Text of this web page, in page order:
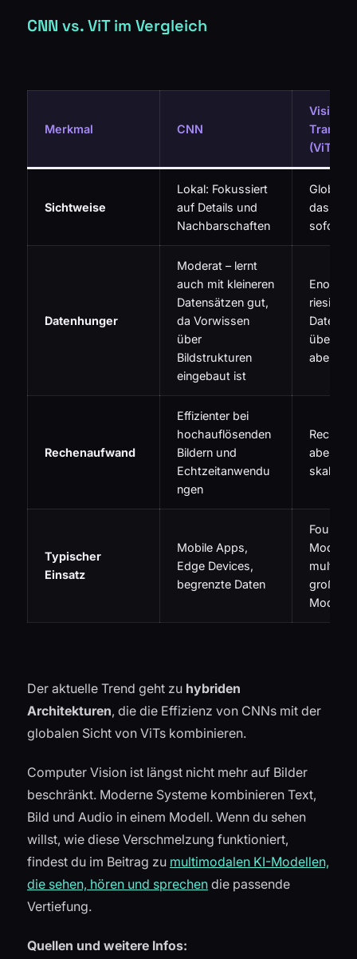
CNN vs. ViT im Vergleich
Merkmal CNN
Vision
(ViT)
Sichtweise
Lokal: Fokussiert
auf Details und
Nachbarschaften
Global:
das
sofort
Datenhunger
Moderat – lernt
auch mit kleineren
Datensätzen gut,
da Vorwissen
über
Bildstrukturen
eingebaut ist
Enorm
riesige
aber oft
Rechenaufwand
Effizienter bei
hochauflösenden
Bildern und
Echtzeitanwendu
ngen
aber
Typischer
Einsatz
Mobile Apps,
Edge Devices,
begrenzte Daten
Models,
große
Modelle
Der aktuelle Trend geht zu hybriden
Architekturen, die die Effizienz von CNNs mit der
globalen Sicht von ViTs kombinieren.
Computer Vision ist längst nicht mehr auf Bilder
beschränkt. Moderne Systeme kombinieren Text,
Bild und Audio in einem Modell. Wenn du sehen
willst, wie diese Verschmelzung funktioniert,
findest du im Beitrag zu multimodalen KI-Modellen,
die sehen, hören und sprechen die passende
Vertiefung.
Quellen und weitere Infos: